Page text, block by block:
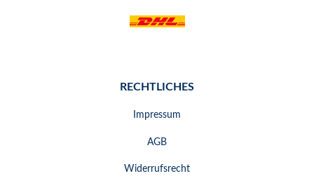
RECHTLICHES
Impressum
AGB
Widerrufsrecht